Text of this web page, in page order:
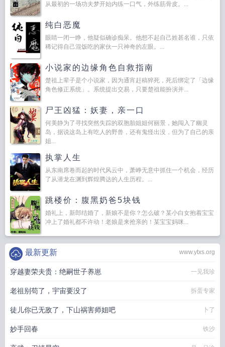
从最初的一场功夫梦开始内练一口气，外练筋骨皮。...
纯白恶魔
眼睛一闭一睁，他疑似确诊痴呆。他想不起自己姓甚名谁，只依
稀记得自己混饭吃的家伙一只神奇的左眼。...
小说家的边缘角色自救指南
楚祖上辈子是个小说家，因为通宵赶稿猝死，死后绑定了「边缘
角色修正系统」。系统提出交易，只要楚祖能扮演并...
尸王凶猛：妖妻，亲一口
何美静为了寻找突然失踪的双胞胎姐姐何丽景，她闯入了幽灵
岛，据说这岛上有吃人的野兽，还有鬼怪出没，但为了自己的亲
姐...
执掌人生
从东南席卷而起的时代风云中，萧峥无意中抓住一个机会，经历
了从潜龙在渊到辉煌腾达的人生历程。...
跳楼价：腹黑奶爸5块钱
婚礼上，新郎结婚了，新娘不是你？怎么破？某小白女抱着宝宝
冲上了婚礼都不许动！老娘是来抢亲的！某宝宝妈咪...
www.ytxs.org
最新更新
穿越妻荣夫贵：绝嗣世子养崽 一见我珍
老祖别苟了，宇宙要没了 拆蛋专家
徒儿你已无敌了，下山祸害师姐吧 卜了
妙手回春 铁沙